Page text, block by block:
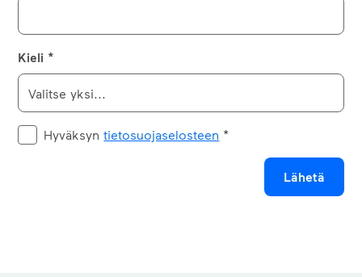
Kieli *
Hyväksyntietosuojaselosteen *